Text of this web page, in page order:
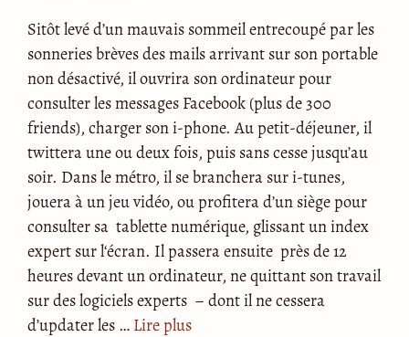
Sitôt levé d’un mauvais sommeil entrecoupé par les
sonneries brèves des mails arrivant sur son portable
non désactivé, il ouvrira son ordinateur pour
consulter les messages Facebook (plus de 300
friends), charger son i-phone. Au petit-déjeuner, il
twittera une ou deux fois, puis sans cesse jusqu’au
soir. Dans le métro, il se branchera sur i-tunes,
jouera à un jeu vidéo, ou profitera d’un siège pour
consulter sa tablette numérique, glissant un index
expert sur l‘écran. Il passera ensuite près de 12
heures devant un ordinateur, ne quittant son travail
sur des logiciels experts – dont il ne cessera
d’updater les … Lire plus